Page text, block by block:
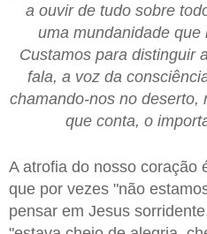
a ouvir de tudo sobre
uma mundanidade que
Custamos para distinguir
fala, a voz da
chamando-nos no deserto,
que conta, o
A atrofia do nosso coração
que por vezes "não
pensar em Jesus